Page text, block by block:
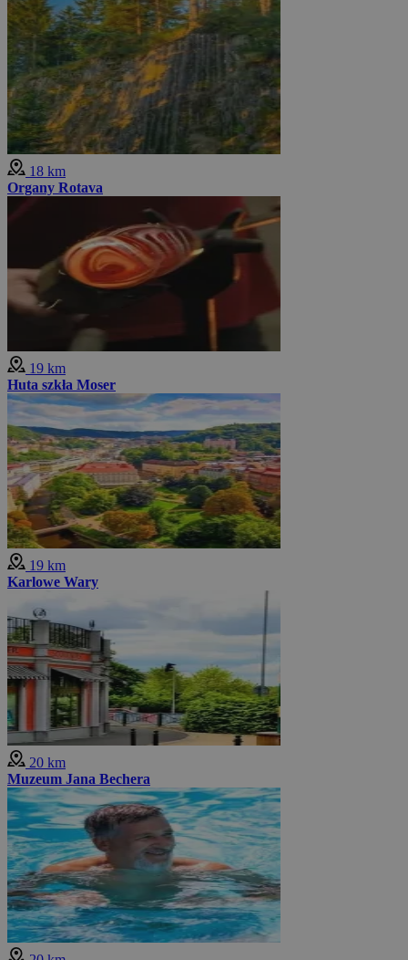
18 km
Organy Rotava
19 km
Huta szkła Moser
19 km
Karlowe Wary
20 km
Muzeum Jana Bechera